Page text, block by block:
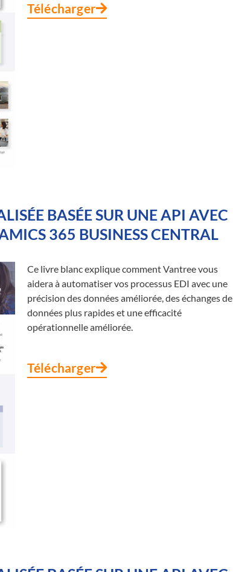
Télécharger
BASÉE SUR UNE API AVEC
365 BUSINESS CENTRAL
Ce livre blanc explique comment Vantree vous
aidera à automatiser vos processus EDI avec une
précision des données améliorée, des échanges de
données plus rapides et une efficacité
opérationnelle améliorée.
Télécharger